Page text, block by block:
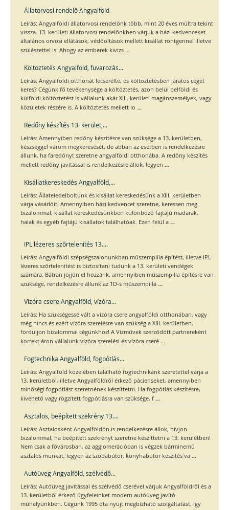
Állatorvosi rendelő Angyalföld
Leírás: Angyalföldi állatorvosi rendelőnk több, mint 20 éves múltra tekint
vissza. 13. kerületi állatorvosi rendelőnkben várjuk a házi kedvenceket
általános orvosi ellátások, védőoltások mellett kisállat röntgennel illetve
szülészettel is. Ahogy az emberek kivizs ...
Költöztetés Angyalföld, fuvarozás...
Leírás: Angyalföldi otthonát lecserélte, és költöztetésben járatos céget
keres? Cégünk fő tevékenysége a költöztetés, azon belül belföldi és
külföldi költöztetést is vállalunk akár XIII. kerületi magánszemélyek, vagy
közületek részére is. A költöztetés mellett lo ...
Redőny készítés 13. kerület,...
Leírás: Amennyiben redőny készítésre van szüksége a 13. kerületben,
készséggel várom megkeresését, de abban az esetben is rendelkezésre
állunk, ha faredőnyt szeretne angyalföldi otthonába. A redőny készítés
mellett redőny javítással is rendelkezésre állok, legyen ...
Kisállatkereskedés Angyalföld,...
Leírás: Állateledelboltunk és kisállat kereskedésünk a XIII. kerületben
várja vásárlóit! Amennyiben házi kedvencet szeretne, keressen meg
bizalommal, kisállat kereskedésünkben különböző fajtájú madarak,
halak és egyéb fajtájú kisállatok találhatóak. Ezen felül a ...
IPL lézeres szőrtelenítés 13....
Leírás: Angyalföldi szépségszalonunkban műszempilla építést, illetve IPL
lézeres szőrtelenítést is biztosítani tudunk a 13. kerületi vendégek
számára. Bátran jöjjön el hozzánk, amennyiben műszempilla építésre van
szüksége, rendelkezésre állunk az 1D-s műszempillá ...
Vízóra csere Angyalföld, vízóra...
Leírás: Ha szükségessé vált a vízóra csere angyalföldi otthonában, vagy
még nincs és ezért vízóra szerelésre van szükség a XIII. kerületben,
forduljon bizalommal cégünkhöz! A Vízművek szerződött partnereként
korrekt áron vállalunk vízóra szerelési és vízóra cseré ...
Fogtechnika Angyalföld, fogpótlás...
Leírás: Angyalföld közelében található fogtechnikánk szeretettel várja a
13. kerületből, illetve Angyalföldről érkező pácienseket, amennyiben
minőségi fogpótlást szeretnének készíttetni. Ha fogpótlás készítésre,
kivehető vagy rögzített fogpótlásra van szüksége, f ...
Asztalos, beépített szekrény 13....
Leírás: Asztalosként Angyalföldön is rendelkezésre állok, hívjon
bizalommal, ha beépített szekrényt szeretne készíttetni a 13. kerületben!
Nem csak a fővárosban, az agglomerációban is végzek bárminemű
asztalos munkát, legyen az szobabútor, konyhabútor készítés va ...
Autóüveg Angyalföld, szélvédő...
Leírás: Autóüveg javítással és szélvédő cserével várjuk Angyalföldről és a
13. kerületből érkező ügyfeleinket modern autóüveg javító
műhelyünkben. Cégünk 1995 óta nyújt megbízható szolgáltatást, így